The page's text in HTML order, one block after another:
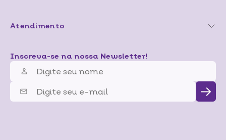
Atendimento
Inscreva-se na nossa Newsletter!